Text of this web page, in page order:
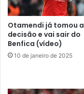
Otamendi já tomou a
decisão e vai sair do
Benfica (vídeo)
10 de janeiro de 2025